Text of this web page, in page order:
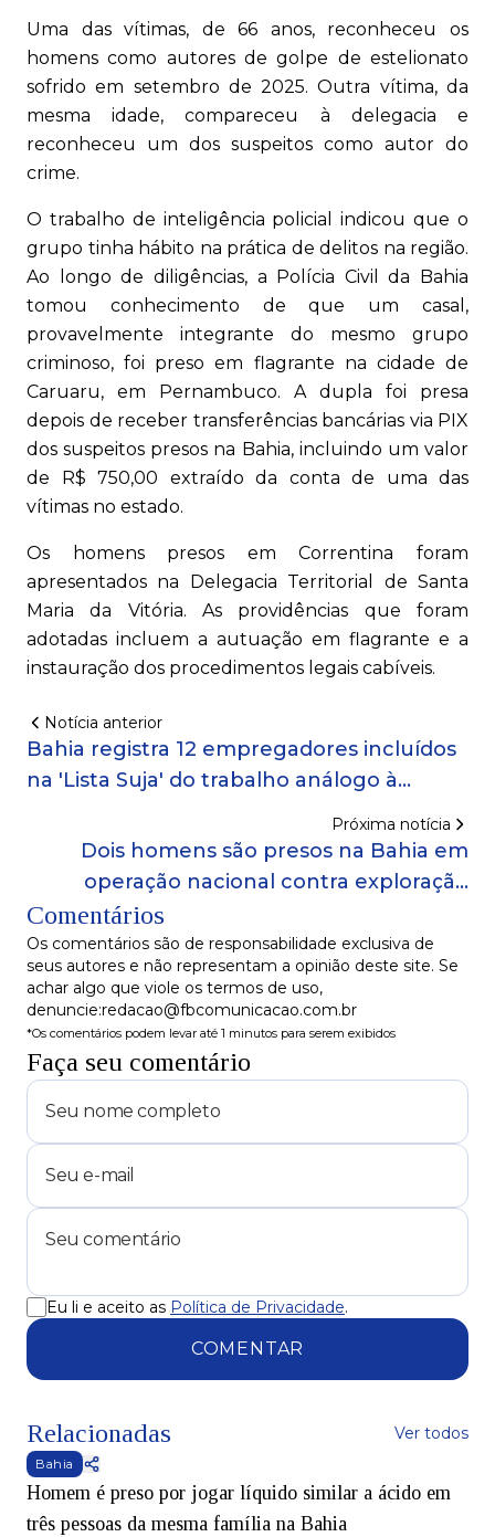
Uma das vítimas, de 66 anos, reconheceu os
homens como autores de golpe de estelionato
sofrido em setembro de 2025. Outra vítima, da
mesma idade, compareceu à delegacia e
reconheceu um dos suspeitos como autor do
crime.
O trabalho de inteligência policial indicou que o
grupo tinha hábito na prática de delitos na região.
Ao longo de diligências, a Polícia Civil da Bahia
tomou conhecimento de que um casal,
provavelmente integrante do mesmo grupo
criminoso, foi preso em flagrante na cidade de
Caruaru, em Pernambuco. A dupla foi presa
depois de receber transferências bancárias via PIX
dos suspeitos presos na Bahia, incluindo um valor
de R$ 750,00 extraído da conta de uma das
vítimas no estado.
Os homens presos em Correntina foram
apresentados na Delegacia Territorial de Santa
Maria da Vitória. As providências que foram
adotadas incluem a autuação em flagrante e a
instauração dos procedimentos legais cabíveis.
Notícia anterior
Bahia registra 12 empregadores incluídos
na 'Lista Suja' do trabalho análogo à
Próxima notícia
Dois homens são presos na Bahia em
operação nacional contra exploração
Comentários
Os comentários são de responsabilidade exclusiva de
seus autores e não representam a opinião deste site. Se
achar algo que viole os termos de uso,
denuncie:redacao@fbcomunicacao.com.br
*Os comentários podem levar até 1 minutos para serem exibidos
Faça seu comentário
Eu li e aceito as Política de Privacidade.
COMENTAR
Relacionadas Ver todos
Bahia
Homem é preso por jogar líquido similar a ácido em
três pessoas da mesma família na Bahia